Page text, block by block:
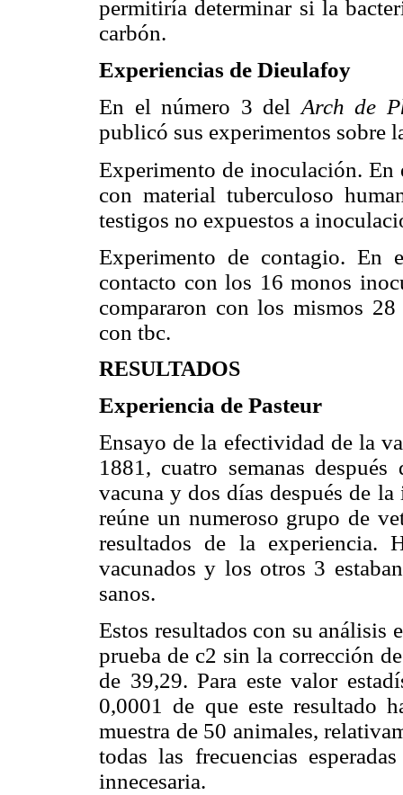
permitiría determinar si la
carbón.
Experiencias de Dieulafoy
En el número 3 del Arch de
publicó sus experimentos sobre
Experimento de inoculación. En
con material tuberculoso
testigos no expuestos a
Experimento de contagio. En
contacto con los 16 monos
compararon con los mismos
con tbc.
RESULTADOS
Experiencia de Pasteur
Ensayo de la efectividad de la
1881, cuatro semanas
vacuna y dos días después de
reúne un numeroso grupo de
resultados de la experiencia.
vacunados y los otros 3
sanos.
Estos resultados con su análisis
prueba de c2 sin la corrección
de 39,29. Para este valor
0,0001 de que este resultado
muestra de 50 animales,
todas las frecuencias
innecesaria.